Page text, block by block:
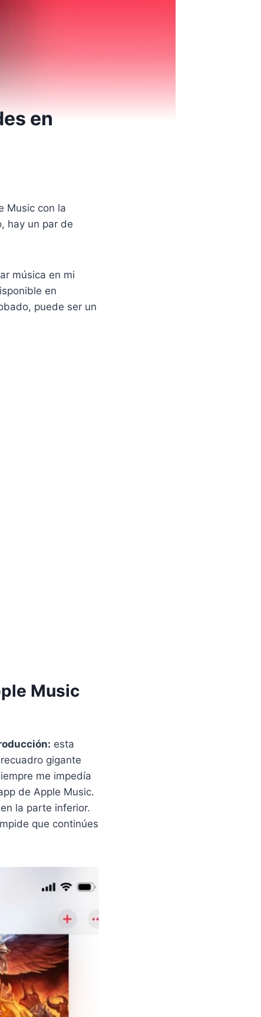
en
Music con la
hay un par de
música en mi
en
puede ser un
Music
esta
gigante
me impedía
de Apple Music.
la parte inferior.
que continúes